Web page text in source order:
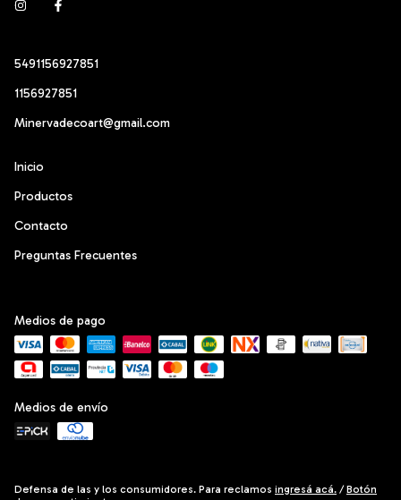
5491156927851
1156927851
Minervadecoart@gmail.com
Inicio
Productos
Contacto
Preguntas Frecuentes
Medios de pago
Medios de envío
Defensa de las y los consumidores. Para reclamos ingresá acá. / Botón